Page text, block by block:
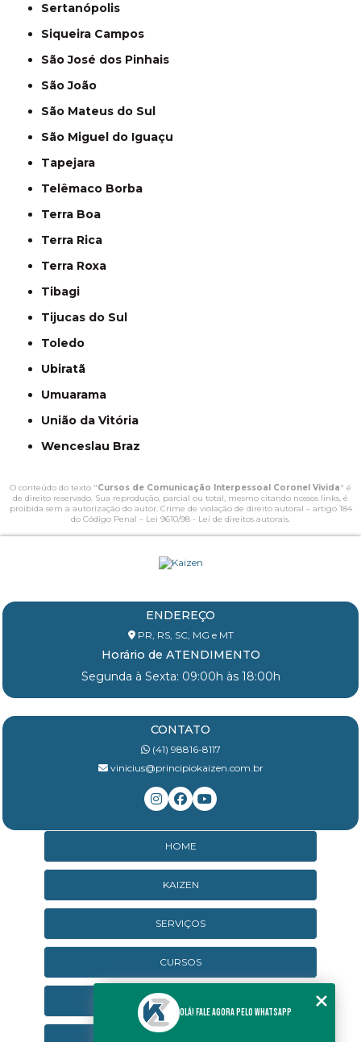
Sertanópolis
Siqueira Campos
São José dos Pinhais
São João
São Mateus do Sul
São Miguel do Iguaçu
Tapejara
Telêmaco Borba
Terra Boa
Terra Rica
Terra Roxa
Tibagi
Tijucas do Sul
Toledo
Ubiratã
Umuarama
União da Vitória
Wenceslau Braz
O conteúdo do texto "Cursos de Comunicação Interpessoal Coronel Vivida" é
de direito reservado. Sua reprodução, parcial ou total, mesmo citando nossos links, é
proibida sem a autorização do autor. Crime de violação de direito autoral – artigo 184
do Código Penal – Lei 9610/98 - Lei de direitos autorais.
ENDEREÇO
PR, RS, SC, MG e MT
Horário de ATENDIMENTO
Segunda à Sexta: 09:00h às 18:00h
CONTATO
(41) 98816-8117
vinicius@principiokaizen.com.br
HOME
KAIZEN
SERVIÇOS
CURSOS
CURSOS ONLINE
Olá! Fale agora pelo WhatsApp